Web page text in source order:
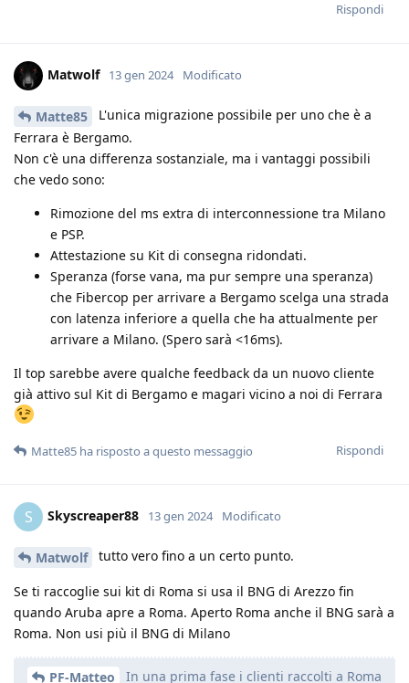
Rispondi
Matwolf 13 gen 2024 Modificato
Matte85
L'unica migrazione possibile per uno che è a
Ferrara è Bergamo.
Non c'è una differenza sostanziale, ma i vantaggi possibili
che vedo sono:
Rimozione del ms extra di interconnessione tra Milano
e PSP.
Attestazione su Kit di consegna ridondati.
Speranza (forse vana, ma pur sempre una speranza)
che Fibercop per arrivare a Bergamo scelga una strada
con latenza inferiore a quella che ha attualmente per
arrivare a Milano. (Spero sarà <16ms).
Il top sarebbe avere qualche feedback da un nuovo cliente
già attivo sul Kit di Bergamo e magari vicino a noi di Ferrara
Rispondi
Matte85 ha risposto a questo messaggio
S Skyscreaper88 13 gen 2024 Modificato
Matwolf tutto vero fino a un certo punto.
Se ti raccoglie sui kit di Roma si usa il BNG di Arezzo fin
quando Aruba apre a Roma. Aperto Roma anche il BNG sarà a
Roma. Non usi più il BNG di Milano
PF-Matteo In una prima fase i clienti raccolti a Roma